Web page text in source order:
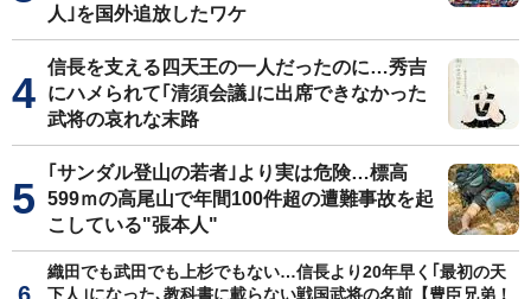
人｣を国外追放したワケ
信長を支える四天王の一人だったのに…秀吉
にハメられて｢清須会議｣に出席できなかった
武将の哀れな末路
｢サンダル登山の若者｣より実は危険…標高
599ｍの高尾山で年間100件超の遭難事故を起
こしている"張本人"
織田でも武田でも上杉でもない…信長より20年早く｢最初の天
下人｣になった､教科書に載らない戦国武将の名前【豊臣兄弟！